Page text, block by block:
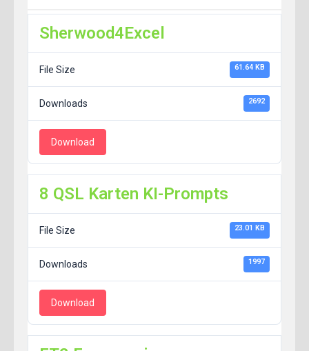
Sherwood4Excel
File Size 61.64 KB
Downloads 2692
Download
8 QSL Karten KI-Prompts
File Size 23.01 KB
Downloads 1997
Download